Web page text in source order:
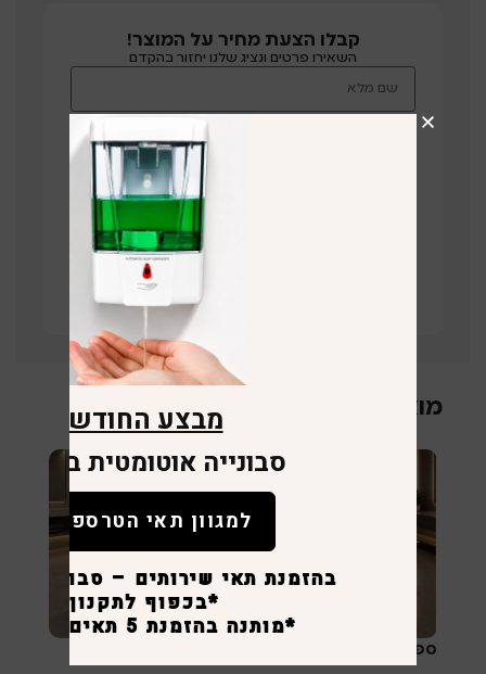
קבלו הצעת מחיר על המוצר!
השאירו פרטים ונציג שלנו יחזור בהקדם
תחזרו אליי
מוצרים קשורים
ספסל 32X45 HPL
מבצע החודש
סבונייה אוטומטית במתנה
למגוון תאי הטרספה
בהזמנת תאי שירותים – סבונייה
*בכפוף לתקנון
*מותנה בהזמנת 5 תאים ומעלה.